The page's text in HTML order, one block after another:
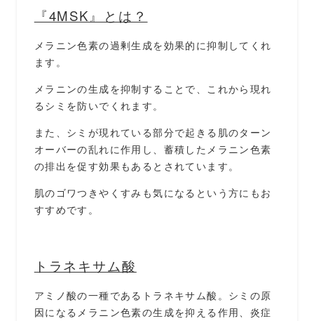
『4MSK』とは？
メラニン色素の過剰生成を効果的に抑制してくれ
ます。
メラニンの生成を抑制することで、これから現れ
るシミを防いでくれます。
また、シミが現れている部分で起きる肌のターン
オーバーの乱れに作用し、蓄積したメラニン色素
の排出を促す効果もあるとされています。
肌のゴワつきやくすみも気になるという方にもお
すすめです。
トラネキサム酸
アミノ酸の一種であるトラネキサム酸。シミの原
因になるメラニン色素の生成を抑える作用、炎症